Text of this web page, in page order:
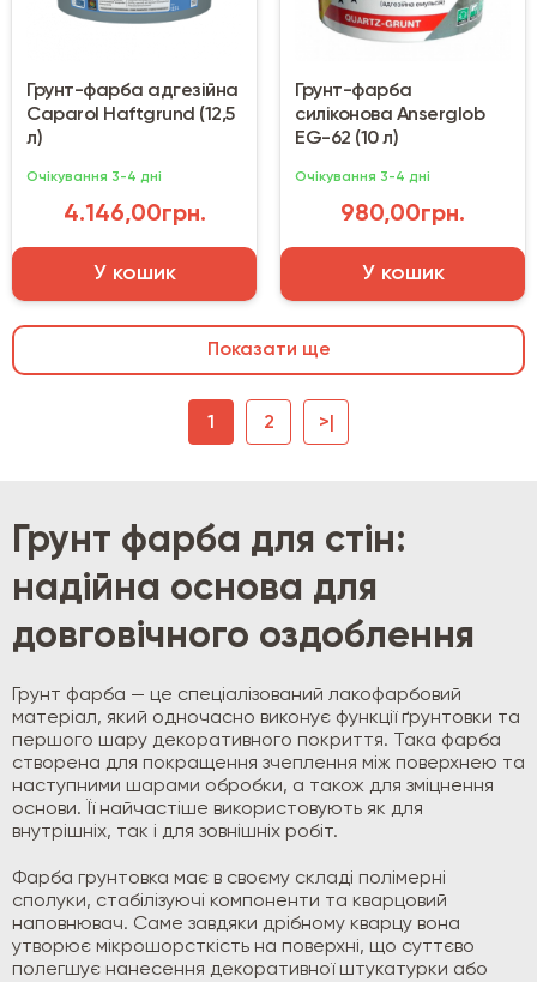
Грунт-фарба адгезійна
Caparol Haftgrund (12,5
л)
Очікування 3-4 дні
4.146,00грн.
У кошик
Грунт-фарба
силіконова Anserglob
EG-62 (10 л)
Очікування 3-4 дні
980,00грн.
У кошик
Показати ще
1 2 >|
Грунт фарба для стін:
надійна основа для
довговічного оздоблення
Грунт фарба — це спеціалізований лакофарбовий
матеріал, який одночасно виконує функції ґрунтовки та
першого шару декоративного покриття. Така фарба
створена для покращення зчеплення між поверхнею та
наступними шарами обробки, а також для зміцнення
основи. Її найчастіше використовують як для
внутрішніх, так і для зовнішніх робіт.
Фарба грунтовка має в своєму складі полімерні
сполуки, стабілізуючі компоненти та кварцовий
наповнювач. Саме завдяки дрібному кварцу вона
утворює мікрошорсткість на поверхні, що суттєво
полегшує нанесення декоративної штукатурки або